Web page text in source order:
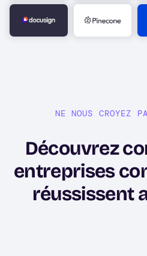
Image Image
NE NOUS CROYEZ
Découvrez
entreprises
réussissent